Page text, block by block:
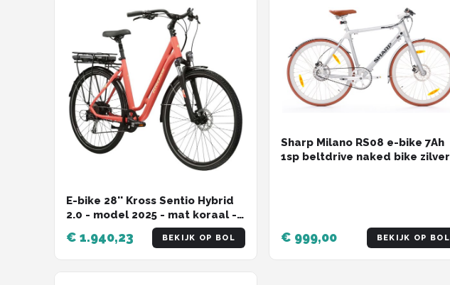
E-bike 28'' Kross Sentio Hybrid
2.0 - model 2025 - mat koraal -
€ 1.940,23 BEKIJK OP BOL
Sharp Milano RS08 e-bike 7Ah
1sp beltdrive naked bike zilver
€ 999,00 BEKIJK OP BOL